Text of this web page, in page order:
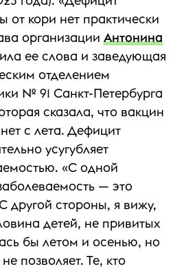
от кори нет практически
организации Антонина
ее слова и заведующая
отделением
№ 91 Санкт-Петербурга
сказала, что вакцин
с лета. Дефицит
усугубляет
«С одной
— это
другой стороны, я вижу,
детей, не привитых
бы летом и осенью, но
позволяет. Те, кто